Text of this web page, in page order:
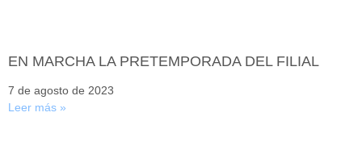
EN MARCHA LA PRETEMPORADA DEL FILIAL
7 de agosto de 2023
Leer más »